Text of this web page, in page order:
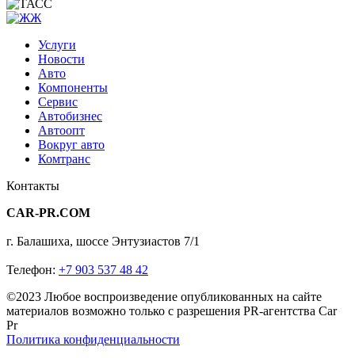
Услуги
Новости
Авто
Компоненты
Сервис
Автобизнес
Автоопт
Вокруг авто
Комтранс
Контакты
CAR-PR.COM
г. Балашиха, шоссе Энтузиастов 7/1
Телефон: +7 903 537 48 42
©2023 Любое воспроизведение опубликованных на сайте
материалов возможно только с разрешения PR-агентства Car
Pr
Политика конфиденциальности